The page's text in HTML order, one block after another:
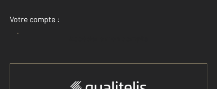
Votre compte :